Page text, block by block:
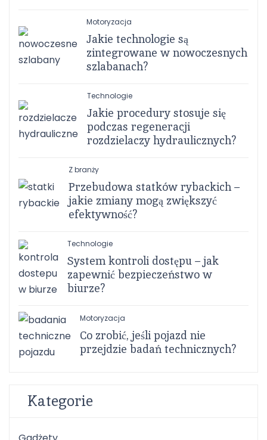
Motoryzacja
Jakie technologie są
zintegrowane w nowoczesnych
szlabanach?
Technologie
Jakie procedury stosuje się
podczas regeneracji
rozdzielaczy hydraulicznych?
Z branży
Przebudowa statków rybackich –
jakie zmiany mogą zwiększyć
efektywność?
Technologie
System kontroli dostępu – jak
zapewnić bezpieczeństwo w
biurze?
Motoryzacja
Co zrobić, jeśli pojazd nie
przejdzie badań technicznych?
Kategorie